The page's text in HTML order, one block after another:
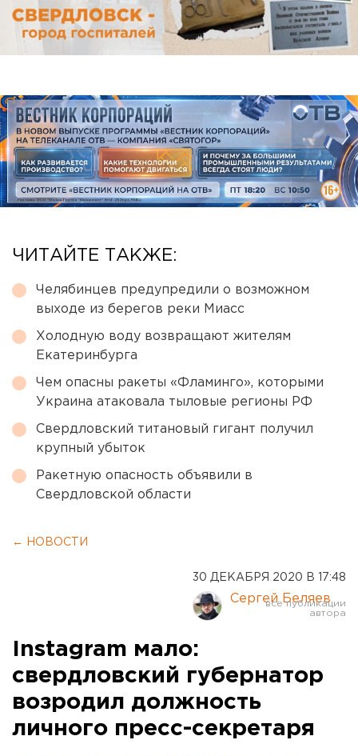
ЧИТАЙТЕ ТАКЖЕ:
Челябинцев предупредили о возможном
выходе из берегов реки Миасс
Холодную воду возвращают жителям
Екатеринбурга
Чем опасны ракеты «Фламинго», которыми
Украина атаковала тыловые регионы РФ
Свердловский титановый гигант получил
крупный убыток
Ракетную опасность объявили в
Свердловской области
← НОВОСТИ
30 ДЕКАБРЯ 2020 В 17:48
Сергей Беляев
Instagram мало:
свердловский губернатор
возродил должность
личного пресс-секретаря